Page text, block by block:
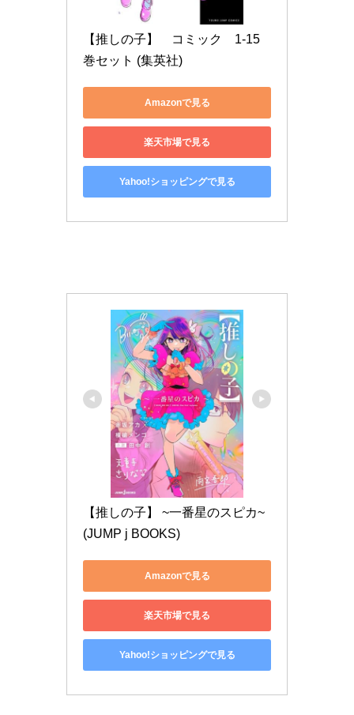
【推しの子】　コミック　1-15
巻セット (集英社)
Amazonで見る
楽天市場で見る
Yahoo!ショッピングで見る
【推しの子】 ~一番星のスピカ~
(JUMP j BOOKS)
Amazonで見る
楽天市場で見る
Yahoo!ショッピングで見る